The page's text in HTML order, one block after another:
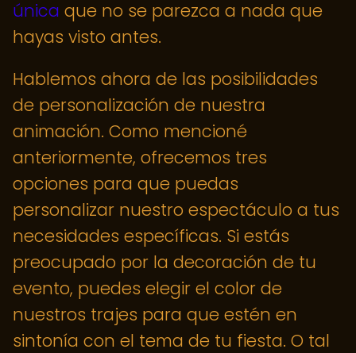
única que no se parezca a nada que
hayas visto antes.
Hablemos ahora de las posibilidades
de personalización de nuestra
animación. Como mencioné
anteriormente, ofrecemos tres
opciones para que puedas
personalizar nuestro espectáculo a tus
necesidades específicas. Si estás
preocupado por la decoración de tu
evento, puedes elegir el color de
nuestros trajes para que estén en
sintonía con el tema de tu fiesta. O tal